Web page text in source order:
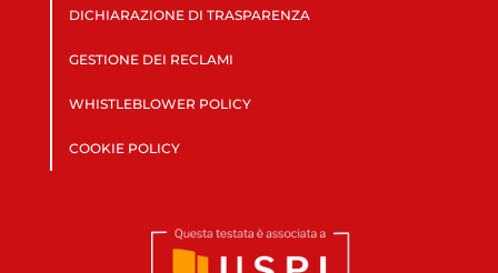
DICHIARAZIONE DI TRASPARENZA
GESTIONE DEI RECLAMI
WHISTLEBLOWER POLICY
COOKIE POLICY